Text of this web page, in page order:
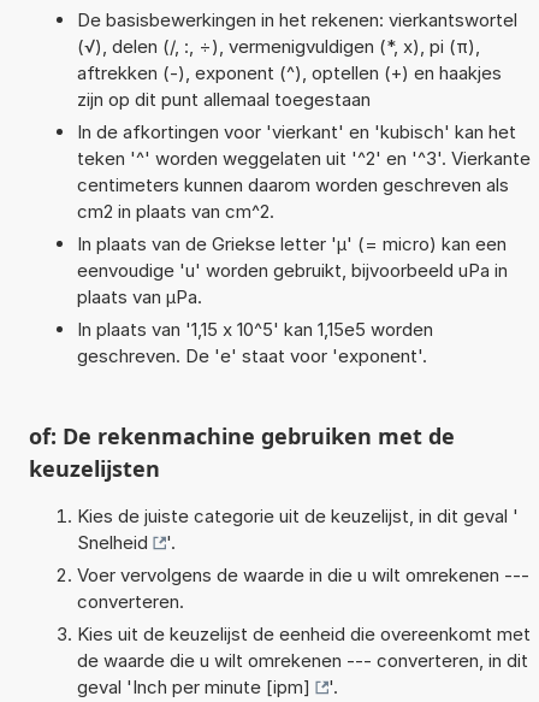
De basisbewerkingen in het rekenen: vierkantswortel
(√), delen (/, :, ÷), vermenigvuldigen (*, x), pi (π),
aftrekken (-), exponent (^), optellen (+) en haakjes
zijn op dit punt allemaal toegestaan
In de afkortingen voor 'vierkant' en 'kubisch' kan het
teken '^' worden weggelaten uit '^2' en '^3'. Vierkante
centimeters kunnen daarom worden geschreven als
cm2 in plaats van cm^2.
In plaats van de Griekse letter 'µ' (= micro) kan een
eenvoudige 'u' worden gebruikt, bijvoorbeeld uPa in
plaats van µPa.
In plaats van '1,15 x 10^5' kan 1,15e5 worden
geschreven. De 'e' staat voor 'exponent'.
of: De rekenmachine gebruiken met de
keuzelijsten
Kies de juiste categorie uit de keuzelijst, in dit geval '
Snelheid
'.
Voer vervolgens de waarde in die u wilt omrekenen ---
converteren.
Kies uit de keuzelijst de eenheid die overeenkomt met
de waarde die u wilt omrekenen --- converteren, in dit
geval 'Inch per minute [ipm]
'.